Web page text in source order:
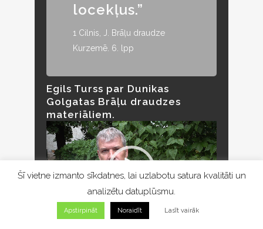
locekļus.”
1 Cilnis, J. Brāļu draudze
Kurzemē. 6. lpp
Egils Turss par Dunikas
Golgatas Brāļu draudzes
materiāliem.
Video
atskaņotājs
00:00
Šī vietne izmanto sīkdatnes, lai uzlabotu satura kvalitāti un
analizētu datuplūsmu.
Apstirpināt Noraidīt Lasīt vairāk